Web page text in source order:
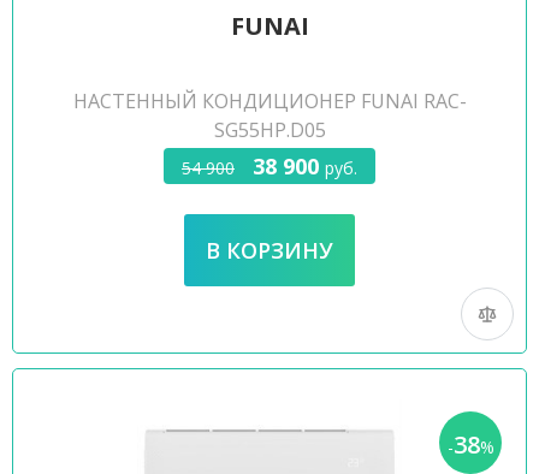
FUNAI
НАСТЕННЫЙ КОНДИЦИОНЕР FUNAI RAC-
SG55HP.D05
54 900 38 900 руб.
-38%